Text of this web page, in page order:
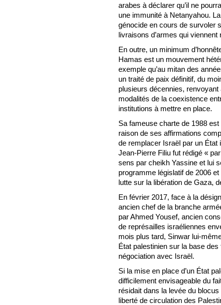
arabes à déclarer qu’il ne
une immunité à Netanyahou.
génocide en cours de survoler
livraisons d’armes qui viennent
En outre, un minimum
Hamas est un mouvement
exemple qu’au mitan des
un traité de paix définitif, du
plusieurs décennies,
modalités de la coexistence
institutions à mettre en place.
Sa fameuse charte de 1988
raison de ses affirmations
de remplacer Israël par un État
Jean-Pierre Filiu fut rédigé «
sens par cheikh Yassine et lui
programme législatif de 2006
lutte sur la libération de Gaza,
En février 2017, face à la
ancien chef de la branche
par Ahmed Yousef, ancien
de représailles israéliennes
mois plus tard, Sinwar lui-
État palestinien sur la base
négociation avec Israël.
Si la mise en place d’un État
difficilement envisageable du
résidait dans la levée du blocus
liberté de circulation des